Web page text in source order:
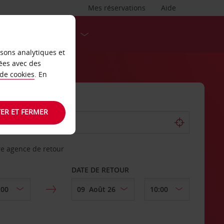
Aide
Mes réservations
agence de retour
DATE DE RETOUR
analytiques et
avec des
cookies. En
ET FERMER